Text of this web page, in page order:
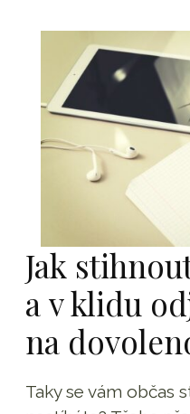
Jak
a v klidu
na
Taky se vám občas